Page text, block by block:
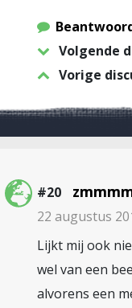
Volgende
Vorige
#20
22 augustus
Lijkt mij ook
wel van een
alvorens een